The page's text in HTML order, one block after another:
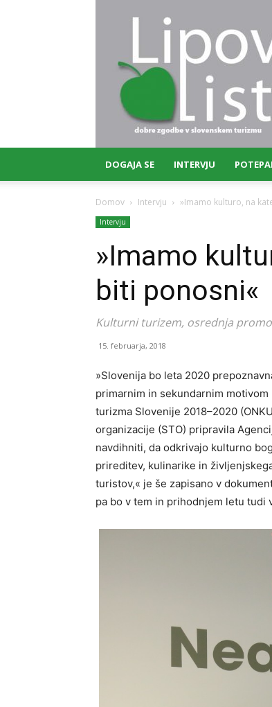
DOGAJA SE INTERVJU
Domov Intervju »Imamo kulturo, na
Intervju
»Imamo
biti ponosni«
Kulturni turizem, osrednja
15. februarja, 2018
»Slovenija bo leta 2020
primarnim in sekundarnim
turizma Slovenije 2018–2020
organizacije (STO) pripravila
navdihniti, da odkrivajo kulturno
prireditev, kulinarike in
turistov,« je še zapisano v
pa bo v tem in prihodnjem letu tudi